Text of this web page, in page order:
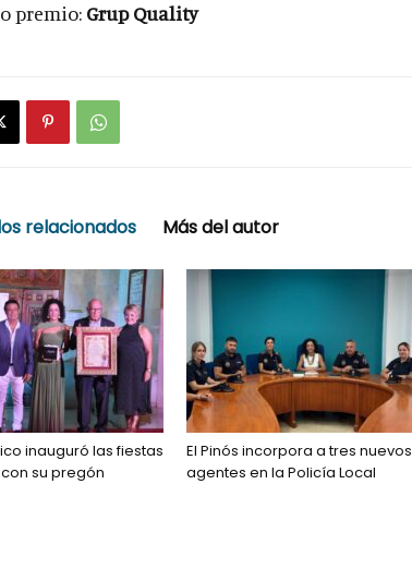
premio: Grup Quality
relacionados Más del autor
inauguró las fiestas
su pregón
El Pinós incorpora a tres nuevos
agentes en la Policía Local